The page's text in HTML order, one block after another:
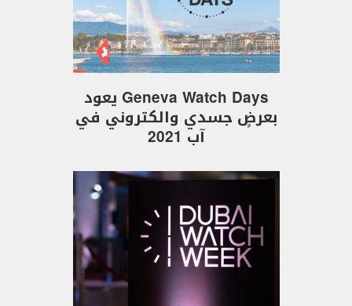
Geneva Watch Days يعود
بعرضٍ جسدي والكتروني في
آب 2021